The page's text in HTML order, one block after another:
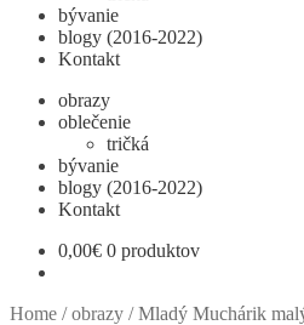
bývanie
blogy (2016-2022)
Kontakt
obrazy
oblečenie
tričká
bývanie
blogy (2016-2022)
Kontakt
0,00€ 0 produktov
Home /obrazy /Mladý Muchárik